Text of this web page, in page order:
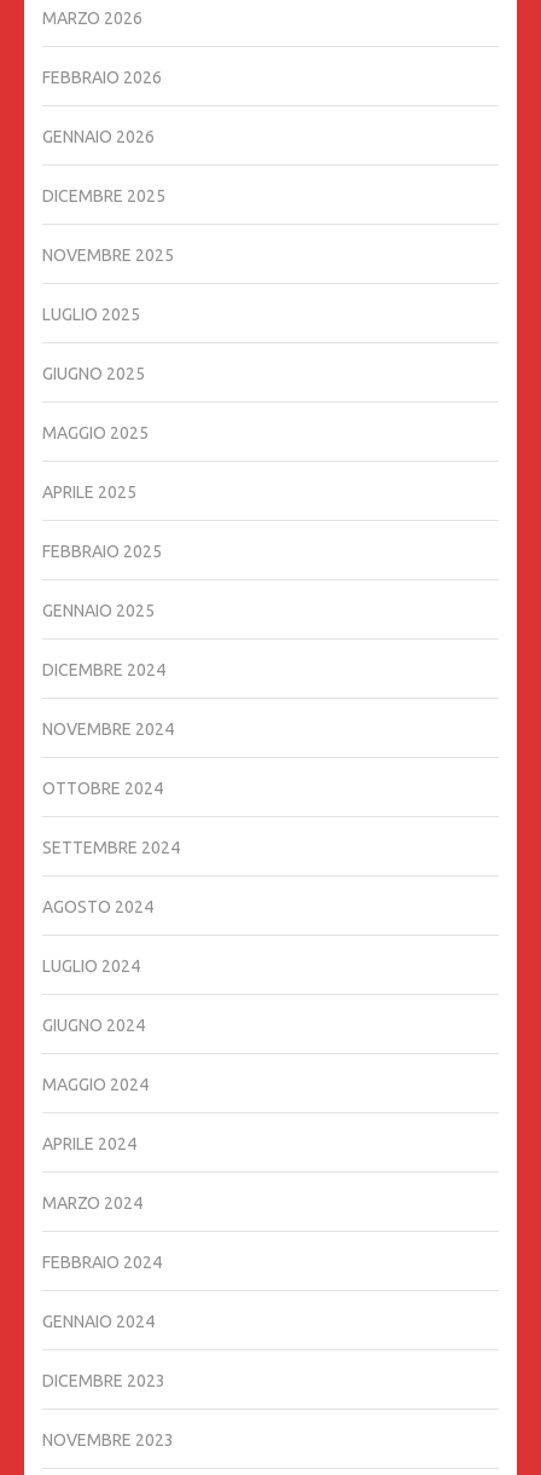
MARZO 2026
FEBBRAIO 2026
GENNAIO 2026
DICEMBRE 2025
NOVEMBRE 2025
LUGLIO 2025
GIUGNO 2025
MAGGIO 2025
APRILE 2025
FEBBRAIO 2025
GENNAIO 2025
DICEMBRE 2024
NOVEMBRE 2024
OTTOBRE 2024
SETTEMBRE 2024
AGOSTO 2024
LUGLIO 2024
GIUGNO 2024
MAGGIO 2024
APRILE 2024
MARZO 2024
FEBBRAIO 2024
GENNAIO 2024
DICEMBRE 2023
NOVEMBRE 2023